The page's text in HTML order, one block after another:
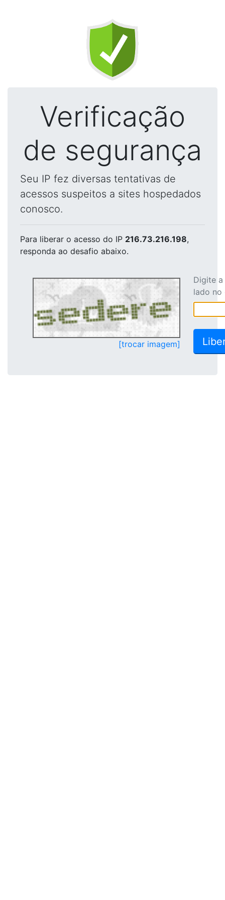
Verificação
de segurança
Seu IP fez diversas tentativas de
acessos suspeitos a sites hospedados
conosco.
Para liberar o acesso do IP 216.73.216.198,
responda ao desafio abaixo.
[trocar imagem]
Digite
lado no